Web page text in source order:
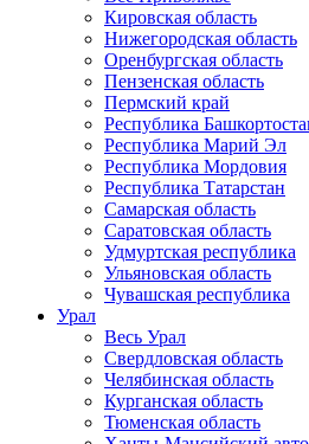
Кировская область
Нижегородская область
Оренбургская область
Пензенская область
Пермский край
Республика
Республика Марий Эл
Республика Мордовия
Республика Татарстан
Самарская область
Саратовская область
Удмуртская республика
Ульяновская область
Чувашская республика
Урал
Весь Урал
Свердловская область
Челябинская область
Курганская область
Тюменская область